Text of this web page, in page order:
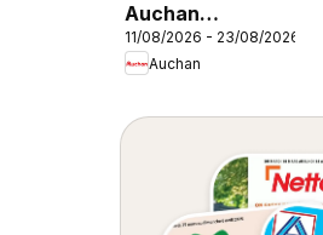
Auchan
catalogue
11/08/2026 - 23/08/2026
Auchan